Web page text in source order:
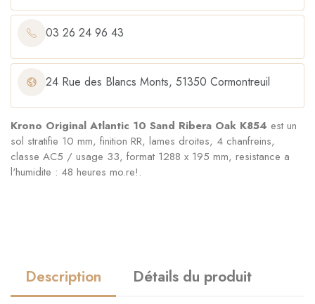
03 26 24 96 43
24 Rue des Blancs Monts, 51350 Cormontreuil
Krono Original Atlantic 10 Sand Ribera Oak K854 est un
sol stratifie 10 mm, finition RR, lames droites, 4 chanfreins,
classe AC5 / usage 33, format 1288 x 195 mm, resistance a
l'humidite : 48 heures mo.re!.
Description Détails du produit